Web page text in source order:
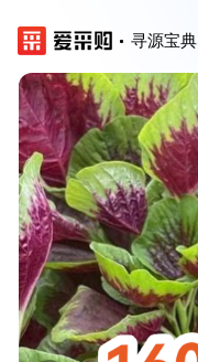
寻源宝典